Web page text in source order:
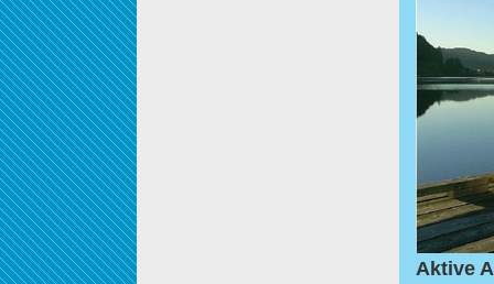
Aktive